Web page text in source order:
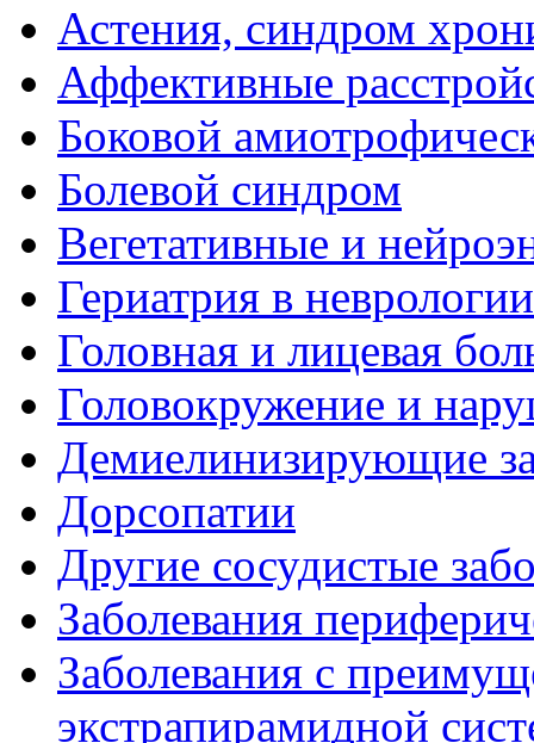
Астения, синдром
Аффективные
Боковой
Болевой синдром
Вегетативные и
Гериатрия в неврологии
Головная и лицевая
Головокружение и
Демиелинизирующие
Дорсопатии
Другие сосудистые
Заболевания
Заболевания с
экстрапирамидной